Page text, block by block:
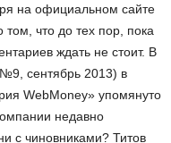
на официальном сайте
том, что до тех пор, пока
ждать не стоит. В
сентябрь 2013) в
WebMoney» упомянуто
недавно
с чиновниками? Титов